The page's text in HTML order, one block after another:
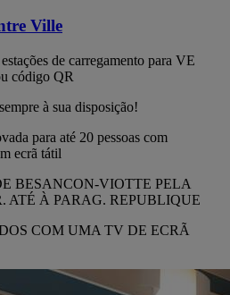
Ville
de carregamento para VE
código QR
à sua disposição!
para até 20 pessoas com
ecrã tátil
BESANCON-VIOTTE PELA
ATÉ À PARAG. REPUBLIQUE
COM UMA TV DE ECRÃ